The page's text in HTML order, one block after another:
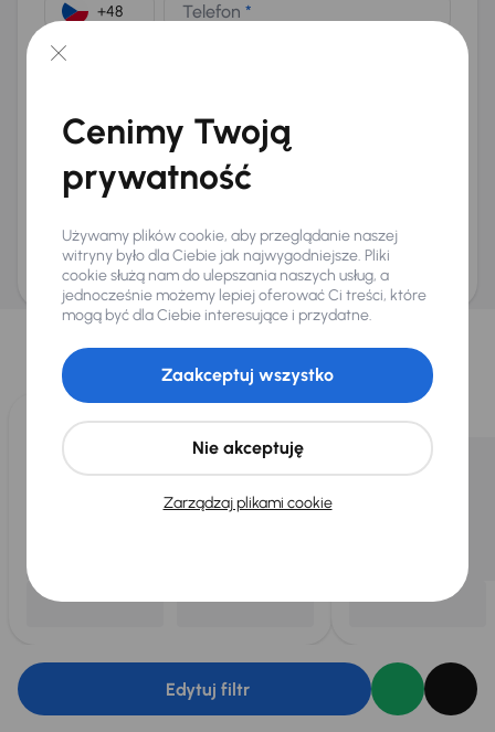
Telefon *
E-mail
Na e-mail(opcjonalnie)
Na numer telefonu (opcjonalnie)
Wyślij zapytanie
ani zagwarantowaną dostępnością pojazdu. AURES Holdings a.s., z siedzibą
Dopraváků 874/15, Čimice, 184 00 Praga 8, będzie przechowywać i przetwarzać
Twoje dane osobowe zgodnie z zasadami ochrony i przetwarzaniadanych
osobowych.
Wybraliśmy dla Ciebie
Wybieramy dla Ciebie
z naszej oferty. Kupimy
dla Ciebiedo 400 pojazdówkażdego dnia.
Edytuj filtr
Cenimy Twoją
prywatność
Używamy plików cookie, aby przeglądanie naszej
witryny było dla Ciebie jak najwygodniejsze. Pliki
cookie służą nam do ulepszania naszych usług, a
jednocześnie możemy lepiej oferować Ci treści, które
mogą być dla Ciebie interesujące i przydatne.
Zarządzaj plikami cookie
Nie akceptuję
Zaakceptuj wszystko